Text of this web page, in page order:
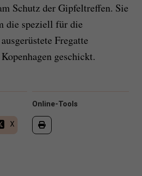
Schutz der Gipfeltreffen. Sie
die speziell für die
Fregatte
geschickt.
Online-Tools
X